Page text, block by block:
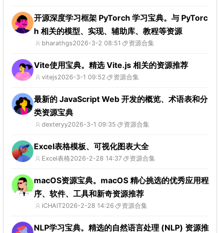
开源深度学习框架 PyTorch 学习宝典。与 PyTorc
h 相关的模型、实现、辅助库、教程等资源
bharathgs2026-3-2 08:51 资源合集
Vite使用宝典。精选 Vite.js 相关的资源推荐
vitejs2026-3-1 09:52 资源合集
最新的 JavaScript Web 开发的概览、术语表和分
类资源宝典
dexteryy2026-3-1 09:35 资源合集
Excel表格模板、可视化图表大全
Excel表格2026-2-28 14:37 资源合集
macOS资源宝典。macOS 精心挑选的优秀应用程
序、软件、工具和新奇资源推荐
iCHAIT2026-2-28 14:26 资源合集
NLP学习宝典。精选的自然语言处理 (NLP) 资源推